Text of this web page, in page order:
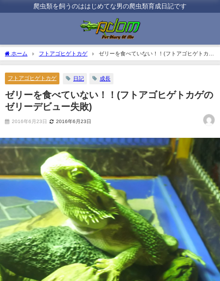
爬虫類を飼うのははじめてな男の爬虫類育成日記です
ホーム フトアゴヒゲトカゲ
ゼリーを食べていない！！(フトアゴヒゲトカゲ
のゼリーデビュー失敗)
フトアゴヒゲトカゲ 日記 成長
ゼリーを食べていない！！(フトアゴヒゲトカゲの
ゼリーデビュー失敗)
2016年6月23日 2016年6月23日